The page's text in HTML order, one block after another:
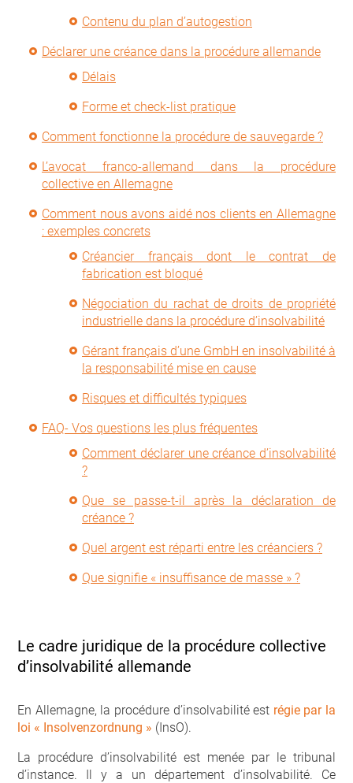
Contenu du plan d’autogestion
Déclarer une créance dans la procédure allemande
Délais
Forme et check-list pratique
Comment fonctionne la procédure de sauvegarde ?
L’avocat franco-allemand dans la procédure
collective en Allemagne
Comment nous avons aidé nos clients en Allemagne
: exemples concrets
Créancier français dont le contrat de
fabrication est bloqué
Négociation du rachat de droits de propriété
industrielle dans la procédure d’insolvabilité
Gérant français d’une GmbH en insolvabilité à
la responsabilité mise en cause
Risques et difficultés typiques
FAQ- Vos questions les plus fréquentes
Comment déclarer une créance d’insolvabilité
?
Que se passe-t-il après la déclaration de
créance ?
Quel argent est réparti entre les créanciers ?
Que signifie « insuffisance de masse » ?
Le cadre juridique de la procédure collective
d’insolvabilité allemande
En Allemagne, la procédure d’insolvabilité est régie par la
loi « Insolvenzordnung » (InsO).
La procédure d’insolvabilité est menée par le tribunal
d’instance. Il y a un département d’insolvabilité. Ce